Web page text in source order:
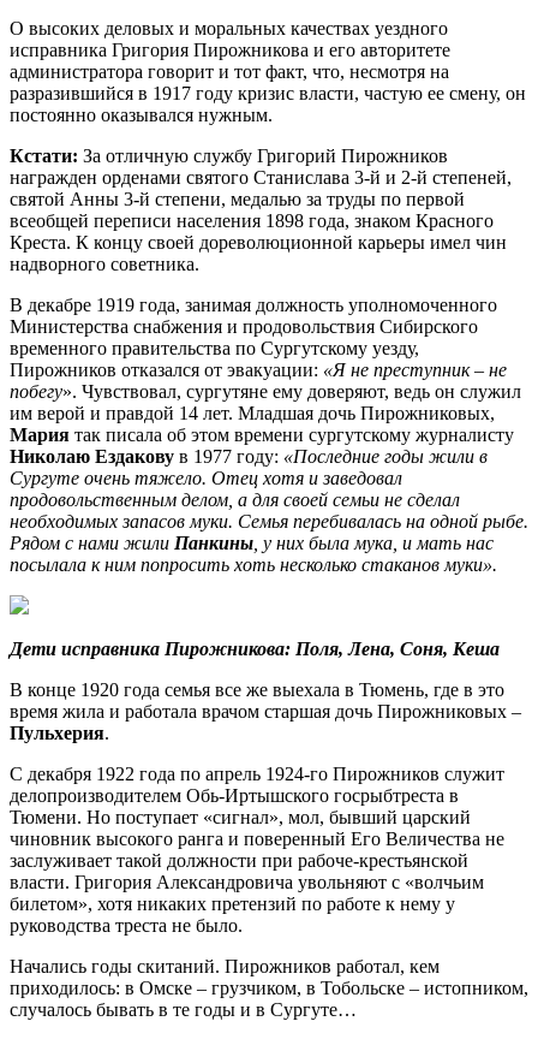
О высоких деловых и моральных качествах уездного
исправника Григория Пирожникова и его авторитете
администратора говорит и тот факт, что, несмотря на
разразившийся в 1917 году кризис власти, частую ее смену, он
постоянно оказывался нужным.
Кстати: За отличную службу Григорий Пирожников
награжден орденами святого Станислава 3-й и 2-й степеней,
святой Анны 3-й степени, медалью за труды по первой
всеобщей переписи населения 1898 года, знаком Красного
Креста. К концу своей дореволюционной карьеры имел чин
надворного советника.
В декабре 1919 года, занимая должность уполномоченного
Министерства снабжения и продовольствия Сибирского
временного правительства по Сургутскому уезду,
Пирожников отказался от эвакуации: «Я не преступник – не
побегу». Чувствовал, сургутяне ему доверяют, ведь он служил
им верой и правдой 14 лет. Младшая дочь Пирожниковых,
Мария так писала об этом времени сургутскому журналисту
Николаю Ездакову в 1977 году: «Последние годы жили в
Сургуте очень тяжело. Отец хотя и заведовал
продовольственным делом, а для своей семьи не сделал
необходимых запасов муки. Семья перебивалась на одной рыбе.
Рядом с нами жили Панкины , у них была мука, и мать нас
посылала к ним попросить хоть несколько стаканов муки».
Дети исправника Пирожникова: Поля, Лена, Соня, Кеша
В конце 1920 года семья все же выехала в Тюмень, где в это
время жила и работала врачом старшая дочь Пирожниковых –
Пульхерия.
С декабря 1922 года по апрель 1924-го Пирожников служит
делопроизводителем Обь-Иртышского госрыбтреста в
Тюмени. Но поступает «сигнал», мол, бывший царский
чиновник высокого ранга и поверенный Его Величества не
заслуживает такой должности при рабоче-крестьянской
власти. Григория Александровича увольняют с «волчьим
билетом», хотя никаких претензий по работе к нему у
руководства треста не было.
Начались годы скитаний. Пирожников работал, кем
приходилось: в Омске – грузчиком, в Тобольске – истопником,
случалось бывать в те годы и в Сургуте…